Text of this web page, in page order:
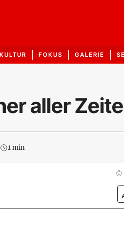
FOKUS GALERIE
aller
1 min
©